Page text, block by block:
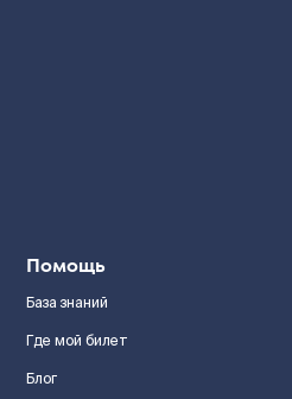
Помощь
База знаний
Где мой билет
Блог